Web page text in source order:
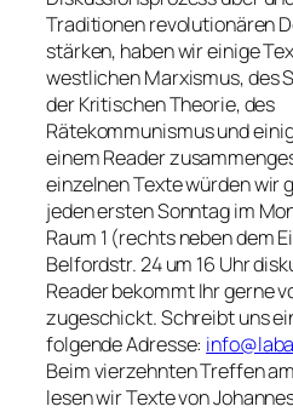
Traditionen revolutionären
stärken, haben wir einige
westlichen Marxismus, des
der Kritischen Theorie, des
Rätekommunismus und
einem Reader
einzelnen Texte würden wir
jeden ersten Sonntag im
Raum 1 (rechts neben dem
Belfordstr. 24 um 16 Uhr
Reader bekommt Ihr gerne
zugeschickt. Schreibt uns
folgende Adresse:
Beim vierzehnten Treffen
lesen wir Texte von